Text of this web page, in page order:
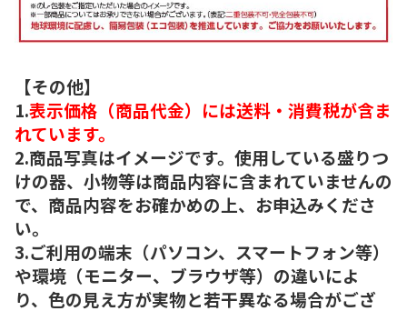
【その他】
1.表示価格（商品代金）には送料・消費税が含ま
れています。
2.商品写真はイメージです。使用している盛りつ
けの器、小物等は商品内容に含まれていませんの
で、商品内容をお確かめの上、お申込みくださ
い。
3.ご利用の端末（パソコン、スマートフォン等）
や環境（モニター、ブラウザ等）の違いによ
り、色の見え方が実物と若干異なる場合がござ